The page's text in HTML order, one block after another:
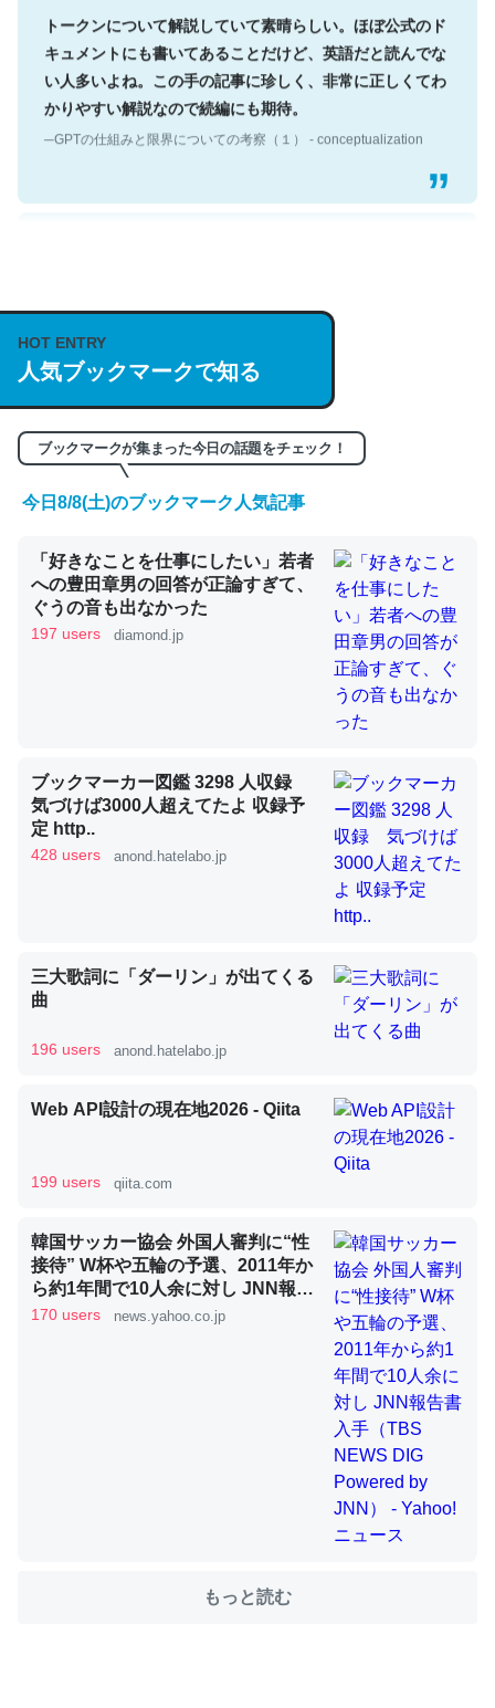
トークンについて解説していて素晴らしい。ほぼ公式のド
キュメントにも書いてあることだけど、英語だと読んでな
い人多いよね。この手の記事に珍しく、非常に正しくてわ
かりやすい解説なので続編にも期待。
─GPTの仕組みと限界についての考察（１） - conceptualization
https://isobe324649.hatenablog.com/entry/2023/03/27
/064121
─GPTの仕組みと限界についての考察（１） - conceptualization
くらい。小説でいう「ずっと前の伏線」は回収されないけ
ど、短期記憶というには多い分量。進化すればするほど分
かりやすく強くなりそう
─GPTの仕組みと限界についての考察（１） - conceptualization
昆虫ってカルシウム少ないのか。知らんかった。調べたら
コオロギのカルシウム分はエビの600分の1程度。
─ニュース :: 【研究発表】昆虫学の大問題＝「昆虫はなぜ海にいな
いのか」に関する新仮説
論文では「淡水はカルシウムも酸素も不足してて両方に不
利だから両方が拮抗してるのでは」とあって面白い。海に
いる鋏角類（カブトガニ・ウミグモ）はカルシウムを使わ
─ニュース :: 【研究発表】昆虫学の大問題＝「昆虫はなぜ海にいな
これを元に考えるとカルシウムを大量に使う脊椎動物と貝
類は苦労してるんだな…。腹足類だと殻を無くしてナメク
ジになったり努力してるし。
─ニュース :: 【研究発表】昆虫学の大問題＝「昆虫はなぜ海にいな
ウチもEchoを実家に置いて４年。でたまに覗いてる。ぼ
ちぼちRingも置こうかと画策中。あと、Googleマップで
これ見て生きてるなって分かる。
HOT ENTRY
人気ブックマークで知る
ブックマークが集まった今日の話題をチェック！
今日8/8(土)のブックマーク人気記事
「好きなことを仕事にしたい」若者
への豊田章男の回答が正論すぎて、
ぐうの音も出なかった
197 users diamond.jp
ブックマーカー図鑑 3298 人収録
気づけば3000人超えてたよ 収録予
定 http..
428 users anond.hatelabo.jp
三大歌詞に「ダーリン」が出てくる
曲
196 users anond.hatelabo.jp
Web API設計の現在地2026 - Qiita
199 users qiita.com
韓国サッカー協会 外国人審判に“性
接待” W杯や五輪の予選、2011年か
ら約1年間で10人余に対し JNN報告
書入手（TBS NEWS DIG Powered
170 users news.yahoo.co.jp
もっと読む